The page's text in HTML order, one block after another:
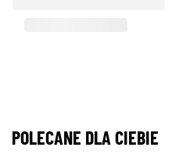
POLECANE DLA CIEBIE